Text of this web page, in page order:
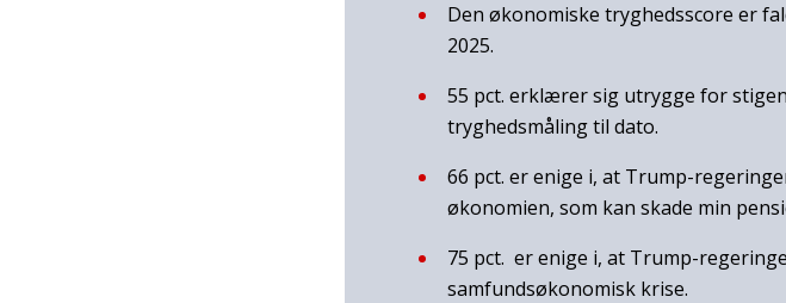
Den økonomiske tryghedsscore er
2025.
55 pct. erklærer sig utrygge for
tryghedsmåling til dato.
66 pct. er enige i, at Trump-
økonomien, som kan skade min
75 pct. er enige i, at Trump-
samfundsøkonomisk krise.